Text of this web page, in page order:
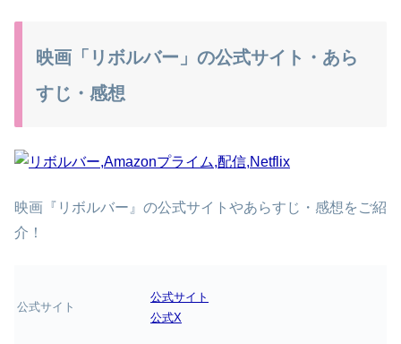
映画「リボルバー」の公式サイト・あら
すじ・感想
映画『リボルバー』の公式サイトやあらすじ・感想をご紹
介！
公式サイト
公式サイト
公式X